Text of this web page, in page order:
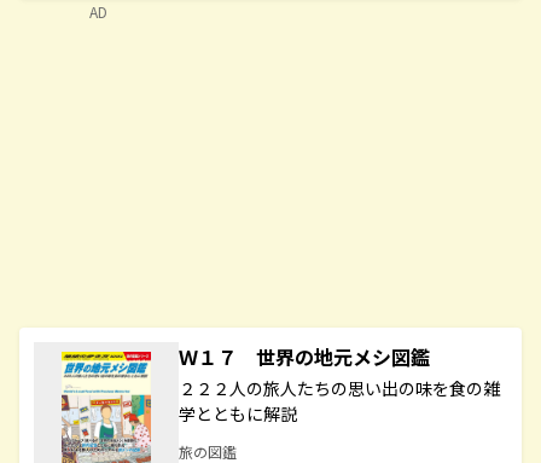
Ｗ１７ 世界の地元メシ図鑑
２２２人の旅人たちの思い出の味を食の雑
学とともに解説
旅の図鑑
AD